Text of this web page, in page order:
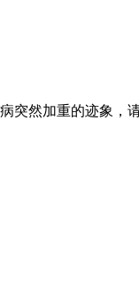
突然加重的迹象，